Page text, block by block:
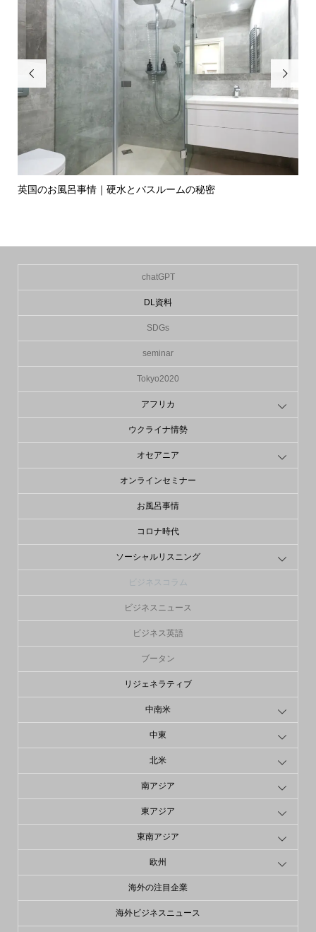

英国のお風呂事情｜硬水とバスルームの秘密

chatGPT
DL資料
SDGs
seminar
Tokyo2020
アフリカ
ウクライナ情勢
オセアニア
オンラインセミナー
お風呂事情
コロナ時代
ソーシャルリスニング
ビジネスコラム
ビジネスニュース
ビジネス英語
ブータン
リジェネラティブ
中南米
中東
北米
南アジア
東アジア
東南アジア
欧州
海外の注目企業
海外ビジネスニュース